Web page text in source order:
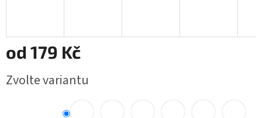
od 179 Kč
cena:
Zvolte variantu